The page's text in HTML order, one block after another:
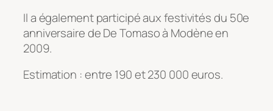
Il a également participé aux festivités du 50e
anniversaire de De Tomaso à Modène en
2009.
Estimation : entre 190 et 230 000 euros.